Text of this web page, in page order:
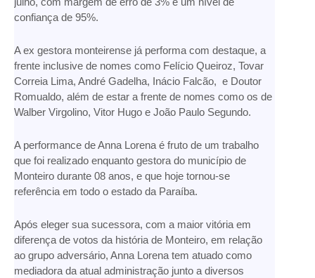
confiança de 95%.
A ex gestora monteirense já performa com destaque, a
frente inclusive de nomes como Felício Queiroz, Tovar
Correia Lima, André Gadelha, Inácio Falcão, e Doutor
Romualdo, além de estar a frente de nomes como os de
Walber Virgolino, Vitor Hugo e João Paulo Segundo.
A performance de Anna Lorena é fruto de um trabalho
que foi realizado enquanto gestora do município de
Monteiro durante 08 anos, e que hoje tornou-se
referência em todo o estado da Paraíba.
Após eleger sua sucessora, com a maior vitória em
diferença de votos da história de Monteiro, em relação
ao grupo adversário, Anna Lorena tem atuado como
mediadora da atual administração junto a diversos